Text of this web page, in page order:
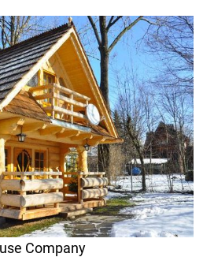
Company